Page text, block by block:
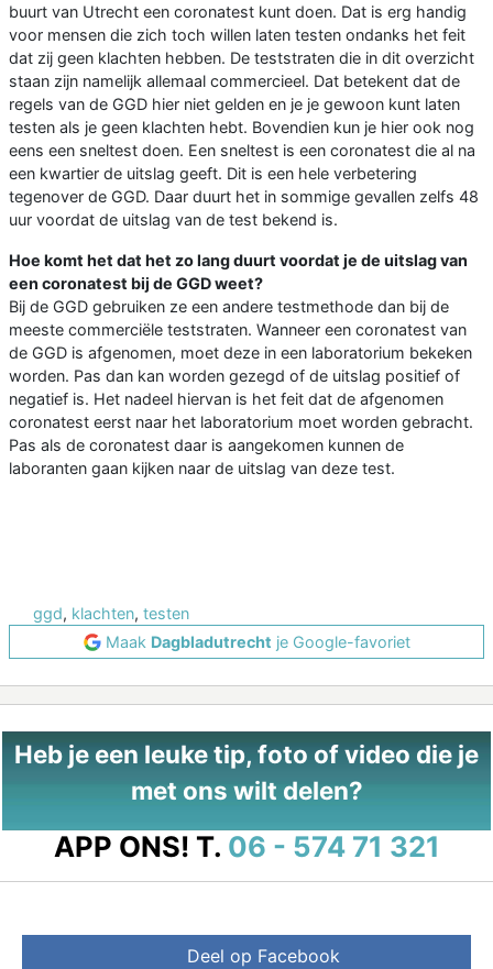
buurt van Utrecht een coronatest kunt doen. Dat is erg handig
voor mensen die zich toch willen laten testen ondanks het feit
dat zij geen klachten hebben. De teststraten die in dit overzicht
staan zijn namelijk allemaal commercieel. Dat betekent dat de
regels van de GGD hier niet gelden en je je gewoon kunt laten
testen als je geen klachten hebt. Bovendien kun je hier ook nog
eens een sneltest doen. Een sneltest is een coronatest die al na
een kwartier de uitslag geeft. Dit is een hele verbetering
tegenover de GGD. Daar duurt het in sommige gevallen zelfs 48
uur voordat de uitslag van de test bekend is.
Hoe komt het dat het zo lang duurt voordat je de uitslag van
een coronatest bij de GGD weet?
Bij de GGD gebruiken ze een andere testmethode dan bij de
meeste commerciële teststraten. Wanneer een coronatest van
de GGD is afgenomen, moet deze in een laboratorium bekeken
worden. Pas dan kan worden gezegd of de uitslag positief of
negatief is. Het nadeel hiervan is het feit dat de afgenomen
coronatest eerst naar het laboratorium moet worden gebracht.
Pas als de coronatest daar is aangekomen kunnen de
laboranten gaan kijken naar de uitslag van deze test.
ggd, klachten, testen
Maak Dagbladutrecht je Google-favoriet
Heb je een leuke tip, foto of video die je
met ons wilt delen?
APP ONS! T. 06 - 574 71 321
Deel op Facebook